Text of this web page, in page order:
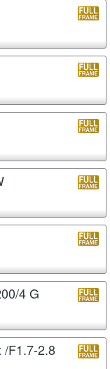
4 G
/F1.7-2.8